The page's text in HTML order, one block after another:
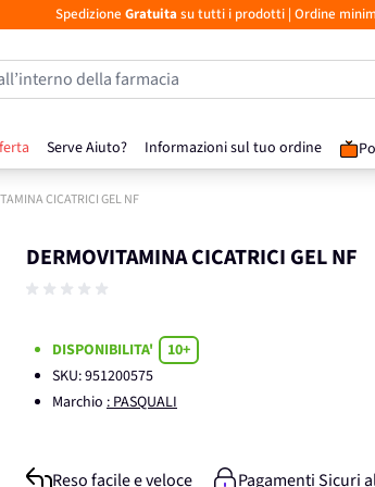
Spedizione Gratuita su tutti i prodotti| Ordine
Serve Aiuto? Informazioni sul tuo ordine
della farmacia
CICATRICI GEL NF
DERMOVITAMINA CICATRICI GEL NF
DISPONIBILITA'
10+
SKU:951200575
Marchio : PASQUALI
Reso facile e veloce
Pagamenti Sicuri